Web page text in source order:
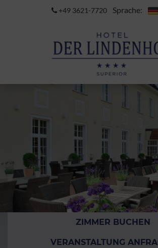
+49 3621-7720 Sprache:
ZIMMER BUCHEN
VERANSTALTUNG